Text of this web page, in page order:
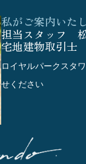
私がご案内いた
担当スタッフ
宅地建物取引士
ロイヤルパークスタ
せください